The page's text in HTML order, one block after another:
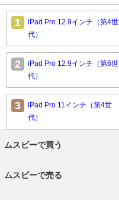
1
iPad Pro 12.9インチ（第4世
代）
2
iPad Pro 12.9インチ（第6世
代）
3
iPad Pro 11インチ（第4世
代）
ムスビーで買う
ムスビーで売る